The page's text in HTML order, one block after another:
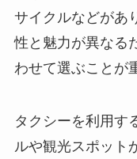
サイクルなどがあ
性と魅力が異なる
わせて選ぶことが
タクシーを利用す
ルや観光スポット